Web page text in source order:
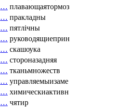
… плавающаятормоз
… пракладны
… пятлічны
… руководящиеприн
… скашоука
… стороназадняя
… тканьмножеств
… управляемыизаме
… химическиактивн
… чятир